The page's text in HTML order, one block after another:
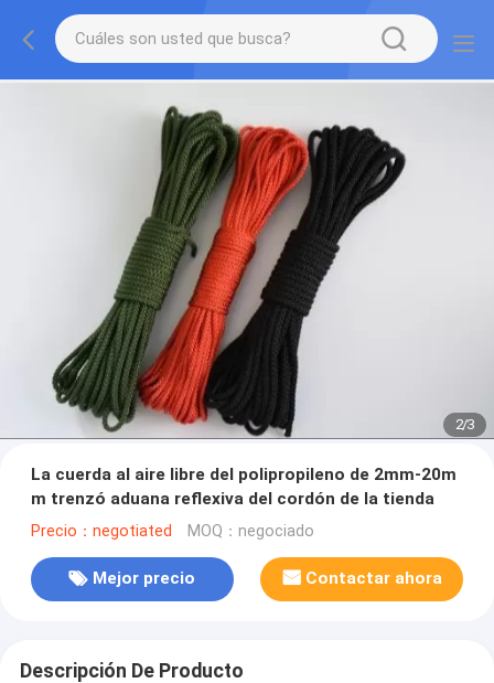
2/3
La cuerda al aire libre del polipropileno de 2mm-20m
m trenzó aduana reflexiva del cordón de la tienda
Precio：negotiated MOQ：negociado
Mejor precio Contactar ahora
Descripción De Producto